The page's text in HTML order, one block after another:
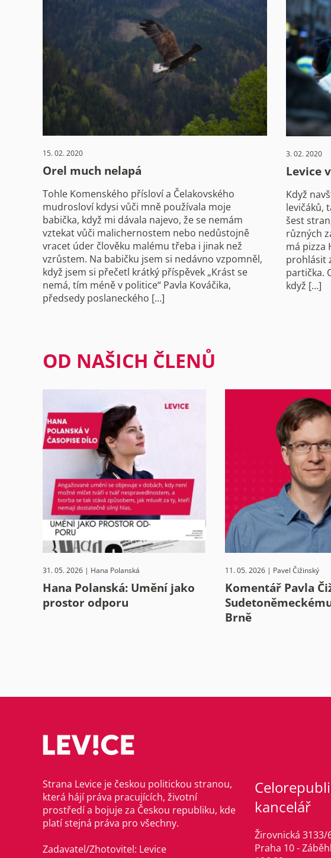
15. 02. 2020
Orel much nelapá
Tohle Komenského přísloví a Čelakovského
mudrosloví kdysi vůči mně používala moje
babička, když mi dávala najevo, že se nemám
vztekat vůči malichernostem nebo nedůstojně
vracet úder člověku malému třeba i jinak než
vzrůstem. Na babičku jsem si nedávno vzpomněl,
když jsem si přečetl krátký příspěvek „Krást se
nemá, tím méně v politice“ Pavla Kováčika,
předsedy poslaneckého […]
3. 02. 2020
Levice
Když
levičáků,
šest
různých
má pizza
prohlásit
partička.
když […]
příspěvků
OD NAŠICH ČLENŮ
31. 05. 2026 | Hana Polanská
Hana Polanská: Umění jako
prostor odporu
11. 05. 2026 | Pavel Čižinský
Komentář Pavla
Brně
Strana Levice je českou politickou stranou,
která hájí práva pracujících, životní
prostředí a bojuje za Českou republiku, kde
platí stejná práva pro všechny.
Zadavatel/Zhotovitel: Levice
kancelář
Žirovnická 3133/
Praha 10 -